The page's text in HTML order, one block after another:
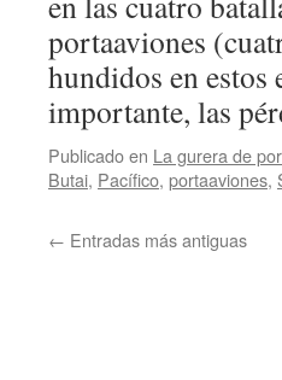
portaaviones
hundidos en estos
importante, las
Publicado en La gurera de
Butai, Pacífico, portaaviones,
← Entradas más antiguas